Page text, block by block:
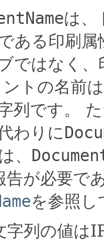
は、
ある印刷
ではなく
ントの名前
列です。
わりに
、
が必要で
を参照
字列の値は